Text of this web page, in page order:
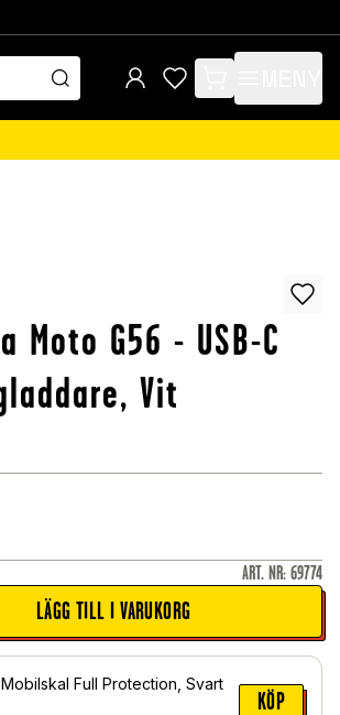
items in cart, view
Moto G56 - USB-C
Vit
ART. NR: 69774
LÄGG TILL I VARUKORG
Full Protection, Svart
KÖP